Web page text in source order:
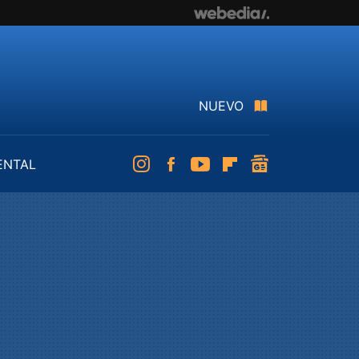
NUEVO
InstagramFacebookYoutubeFlipboard